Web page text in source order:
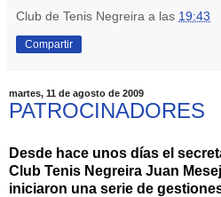
Club de Tenis Negreira a las 19:43
Compartir
martes, 11 de agosto de 2009
PATROCINADORES
Desde hace unos días el
Club Tenis Negreira Juan
iniciaron una serie de